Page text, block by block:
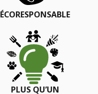
ÉCORESPONSABLE
PLUS QU’UN